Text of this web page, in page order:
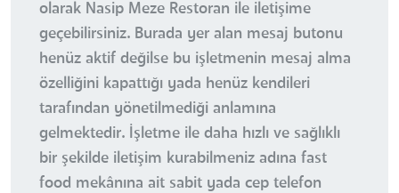
olarak Nasip Meze Restoran ile iletişime
geçebilirsiniz. Burada yer alan mesaj butonu
henüz aktif değilse bu işletmenin mesaj alma
özelliğini kapattığı yada henüz kendileri
tarafından yönetilmediği anlamına
gelmektedir. İşletme ile daha hızlı ve sağlıklı
bir şekilde iletişim kurabilmeniz adına fast
food mekânına ait sabit yada cep telefon